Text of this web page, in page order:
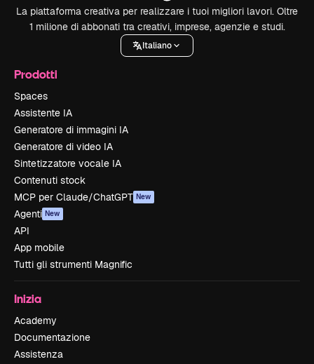
La piattaforma creativa per realizzare i tuoi migliori lavori. Oltre
1 milione di abbonati tra creativi, imprese, agenzie e studi.
Italiano
Prodotti
Spaces
Assistente IA
Generatore di immagini IA
Generatore di video IA
Sintetizzatore vocale IA
Contenuti stock
MCP per Claude/ChatGPT New
Agenti New
API
App mobile
Tutti gli strumenti Magnific
Inizia
Academy
Documentazione
Assistenza